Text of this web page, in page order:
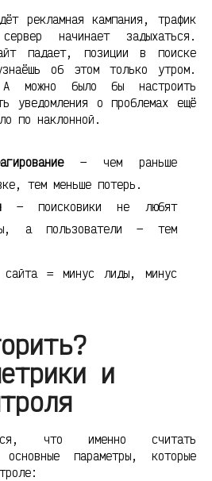
рекламная кампания, трафик
начинает задыхаться.
падает, позиции в поиске
об этом только утром.
А можно было бы настроить
уведомления о проблемах ещё
по наклонной.
— чем раньше
тем меньше потерь.
— поисковики не любят
а пользователи — тем
= минус лиды, минус
и
что именно считать
параметры, которые